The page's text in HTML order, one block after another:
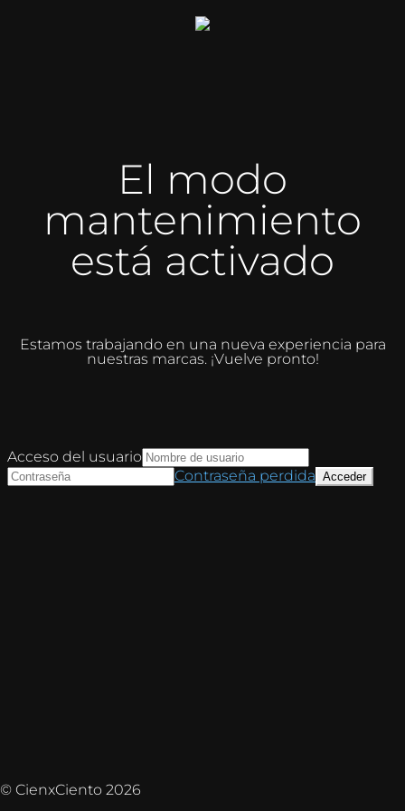
El modo
mantenimiento
está activado
Estamos trabajando en una nueva experiencia para
nuestras marcas. ¡Vuelve pronto!
© CienxCiento 2026
Acceso del usuario
Contraseña perdida